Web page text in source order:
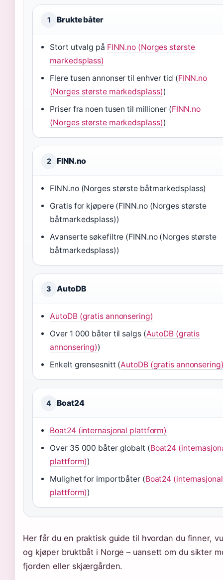
1 Brukte båter
Stort utvalg på FINN.no (Norges største
markedsplass)
Flere tusen annonser til enhver tid (FINN.no
(Norges største markedsplass))
Priser fra noen tusen til millioner (FINN.no
(Norges største markedsplass))
2 FINN.no
FINN.no (Norges største båtmarkedsplass)
Gratis for kjøpere (FINN.no (Norges største
båtmarkedsplass))
Avanserte søkefiltre (FINN.no (Norges største
båtmarkedsplass))
3 AutoDB
AutoDB (gratis annonsering)
Over 1 000 båter til salgs (AutoDB (gratis
annonsering))
Enkelt grensesnitt (AutoDB (gratis
4 Boat24
Boat24 (internasjonal plattform)
Over 35 000 båter globalt (Boat24
plattform))
Mulighet for importbåter (Boat24 (internasjonal
plattform))
Her får du en praktisk guide til hvordan du finner,
og kjøper bruktbåt i Norge – uansett om du sikter
fjorden eller skjærgården.